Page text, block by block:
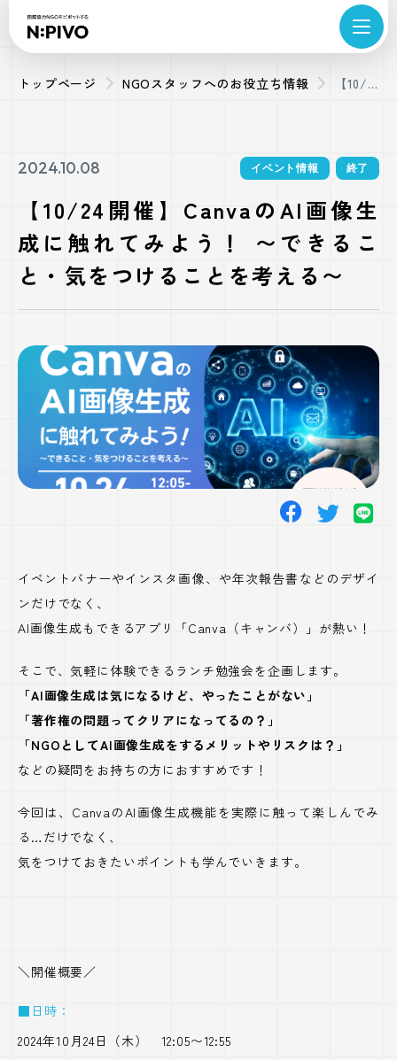
トップページ NGOスタッフへのお役立ち情報
【10/24
のAI画
に触れ
てみよ
こと・
けるこ
とを考
える〜
2024.10.08 イベント情報 終了
【10/24開催】CanvaのAI画像生
成に触れてみよう！ 〜できるこ
と・気をつけることを考える〜
イベントバナーやインスタ画像、や年次報告書などのデザイ
ンだけでなく、
AI画像生成もできるアプリ「Canva（キャンバ）」が熱い！
そこで、気軽に体験できるランチ勉強会を企画します。
「AI画像生成は気になるけど、やったことがない」
「著作権の問題ってクリアになってるの？」
「NGOとしてAI画像生成をするメリットやリスクは？」
などの疑問をお持ちの方におすすめです！
今回は、CanvaのAI画像生成機能を実際に触って楽しんでみ
る…だけでなく、
気をつけておきたいポイントも学んでいきます。
＼開催概要／
■日時：
2024年10月24日（木） 12:05〜12:55